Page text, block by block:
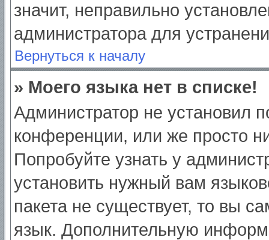
значит, неправильно
администратора для
Вернуться к началу
» Моего языка нет в списке!
Администратор не установил
конференции, или же просто
Попробуйте узнать у
установить нужный вам
пакета не существует, то вы
язык. Дополнительную